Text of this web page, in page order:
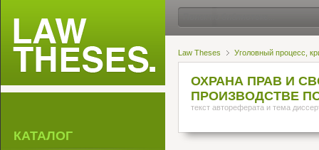
Law Theses Уголовный процесс,
ОХРАНА ПРАВ И
ПРОИЗВОДСТВЕ
текст автореферата и тема
КАТАЛОГ